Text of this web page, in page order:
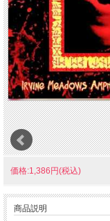
価格:1,386円(税込)
商品説明